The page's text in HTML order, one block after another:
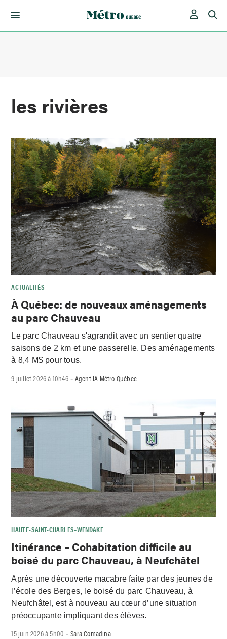
les rivières
ACTUALITÉS
À Québec: de nouveaux aménagements
au parc Chauveau
Le parc Chauveau s'agrandit avec un sentier quatre
saisons de 2 km et une passerelle. Des aménagements
à 8,4 M$ pour tous.
9 juillet 2026 à 10h46- Agent IA Métro Québec
HAUTE-SAINT-CHARLES–WENDAKE
Itinérance – Cohabitation difficile au
boisé du parc Chauveau, à Neufchâtel
Après une découverte macabre faite par des jeunes de
l’école des Berges, le boisé du parc Chauveau, à
Neufchâtel, est à nouveau au cœur d’une situation
préoccupante impliquant des élèves.
15 juin 2026 à 5h00 -Sara Comadina